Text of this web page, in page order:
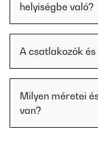
helyiségbe való?
A csatlakozók
Milyen méretei
van?